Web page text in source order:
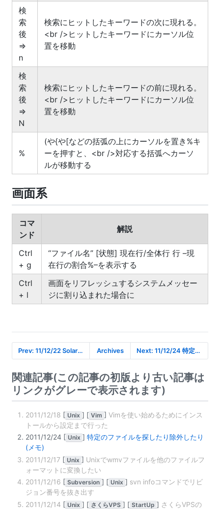
検
索
後
=>
n
検索にヒットしたキーワードの次に現れる。
<br />ヒットしたキーワードにカーソル位
置を移動
検
索
後
=>
N
検索にヒットしたキーワードの前に現れる。
<br />ヒットしたキーワードにカーソル位
置を移動
%
(や{や[などの括弧の上にカーソルを置き%キ
ーを押すと、<br />対応する括弧へカーソ
ルが移動する
画面系
コマ
ンド
解説
Ctrl
+ g
“ファイル名” [状態] 現在行/全体行 行 –現
在行の割合%–を表示する
Ctrl
+ l
画面をリフレッシュするシステムメッセー
ジに割り込まれた場合に
Prev: 11/12/22 SolarisにSubversionをインストールするときの … Archives Next: 11/12/24 特定のファイルを探したり除外したり(メモ)
関連記事(この記事の初版より古い記事は
リンクがグレーで表示されます)
2011/12/18 [ Unix ] [ Vim ] Vimを使い始めるためにインス
トールから設定まで行った
2011/12/24 [ Unix ] 特定のファイルを探したり除外したり
(メモ)
2011/12/17 [ Unix ] Unixでwmvファイルを他のファイルフ
ォーマットに変換したい
2011/12/16 [ Subversion ] [ Unix ] svn infoコマンドでリビ
ジョン番号を抜き出す
2011/12/14 [ Unix ] [ さくらVPS ] [ StartUp ] さくらVPSの